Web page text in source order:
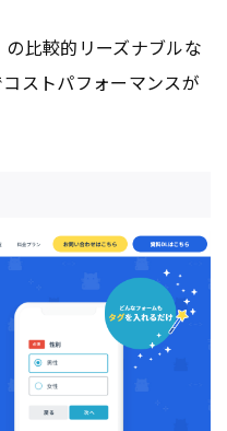
比較的リーズナブルな
ストパフォーマンスが